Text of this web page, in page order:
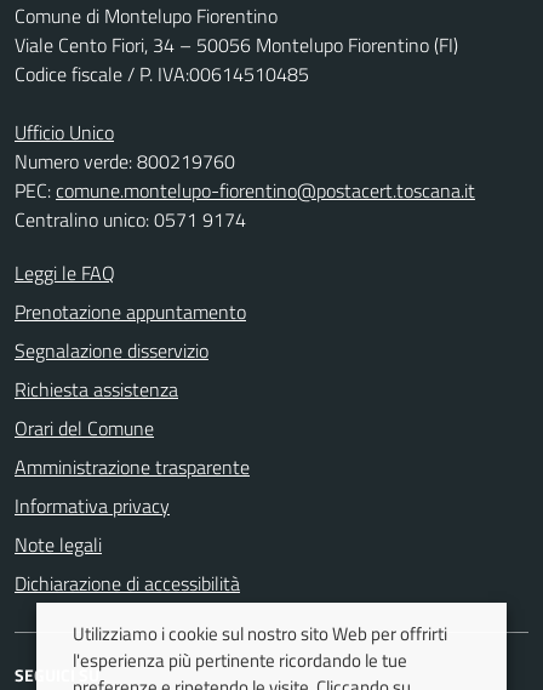
Comune di Montelupo Fiorentino
Viale Cento Fiori, 34 – 50056 Montelupo Fiorentino (FI)
Codice fiscale / P. IVA:00614510485
Ufficio Unico
Numero verde: 800219760
PEC:comune.montelupo-fiorentino@postacert.toscana.it
Centralino unico: 0571 9174
Leggi le FAQ
Prenotazione appuntamento
Segnalazione disservizio
Richiesta assistenza
Orari del Comune
Amministrazione trasparente
Informativa privacy
Note legali
Dichiarazione di accessibilità
SEGUICI SU
Utilizziamo i cookie sul nostro sito Web per offrirti
l'esperienza più pertinente ricordando le tue